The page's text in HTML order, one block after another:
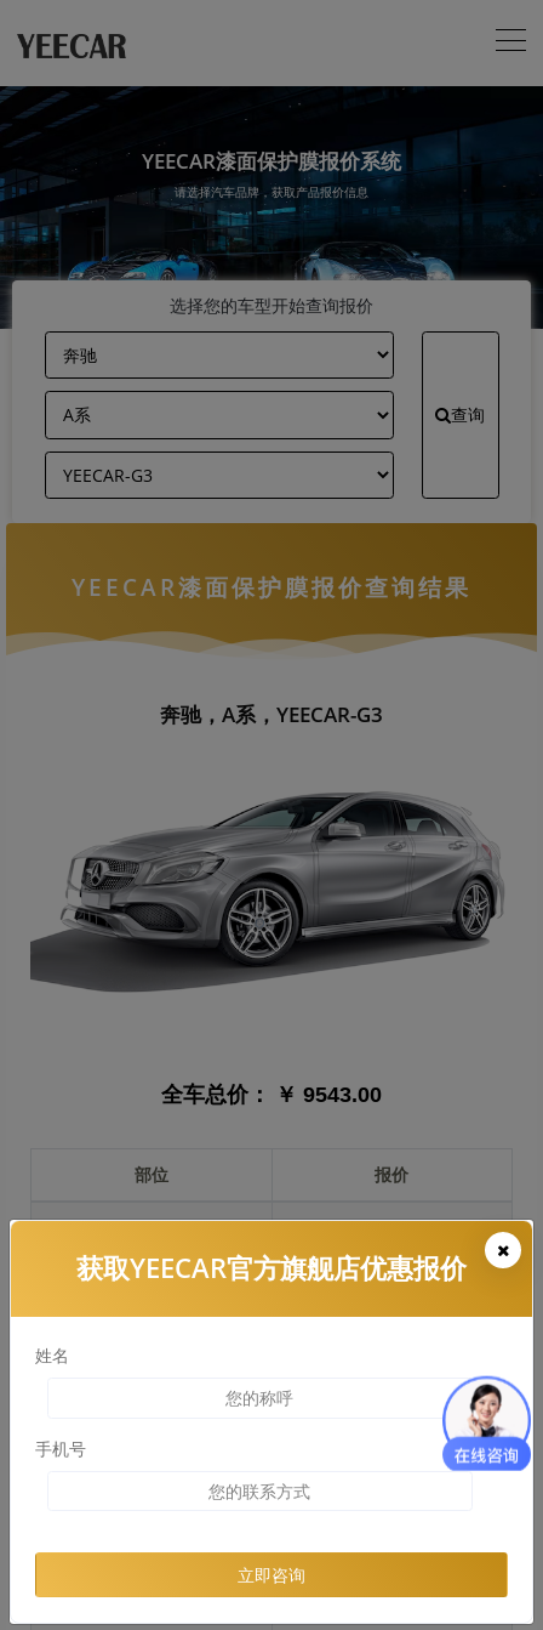
YEECAR漆面保护膜报价系统
请选择汽车品牌，获取产品报价信息
选择您的车型开始查询报价
查询
YEECAR漆面保护膜报价查询结果
奔驰，A系，YEECAR-G3
全车总价： ￥ 9543.00
部位 报价
前保险杠 ￥2036.00
引擎盖 ￥1949.00
车顶 ￥1113.00
获取YEECAR官方旗舰店优惠报价
姓名
手机号
立即咨询